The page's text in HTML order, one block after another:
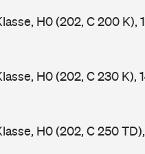
H0 (202, C 200 K),
H0 (202, C 230 K),
H0 (202, C 250